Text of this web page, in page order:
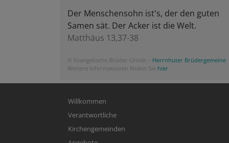
Der Menschensohn ist's, der den guten
Samen sät. Der Acker ist die Welt.
Matthäus 13,37-38
© Evangelische Brüder-Unität – Herrnhuter Brüdergemeine
Weitere Informationen finden Sie hier .
Hauptnavigation
Willkommen
Verantwortliche
Kirchengemeinden